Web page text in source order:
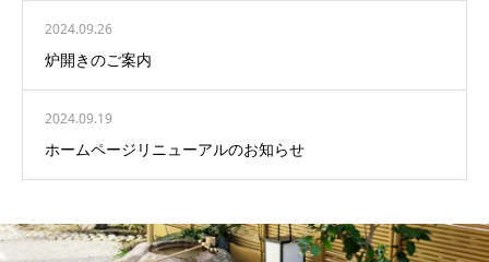
2024.09.26
炉開きのご案内
2024.09.19
ホームページリニューアルのお知らせ